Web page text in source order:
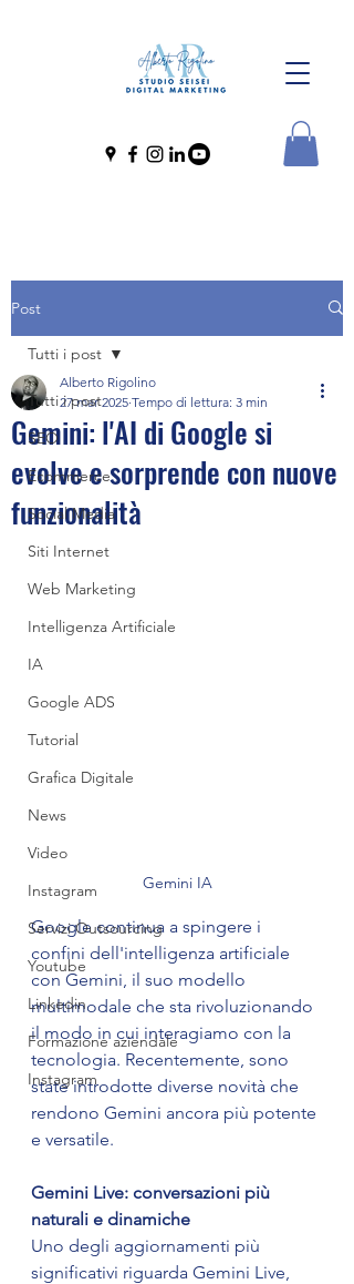
Post
Tutti i post
SEO
Ecommerce
Social Media
Siti Internet
Web Marketing
Intelligenza Artificiale
IA
Google ADS
Tutorial
Grafica Digitale
News
Video
Instagram
Servizi Outsourcing
Youtube
Linkedin
Formazione aziendale
Instagram
Tutti i post
Gemini: l'AI di Google si
evolve e sorprende con nuove
funzionalità
Alberto Rigolino
27 mar 2025 Tempo di lettura: 3 min
Gemini IA
Google continua a spingere i
confini dell'intelligenza artificiale
con Gemini, il suo modello
multimodale che sta rivoluzionando
il modo in cui interagiamo con la
tecnologia. Recentemente, sono
state introdotte diverse novità che
rendono Gemini ancora più potente
e versatile.
Gemini Live: conversazioni più
naturali e dinamiche
Uno degli aggiornamenti più
significativi riguarda Gemini Live,